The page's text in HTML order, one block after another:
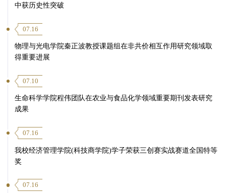
中获历史性突破
07.16
物理与光电学院秦正波教授课题组在非共价相互作用研究领域取
得重要进展
07.10
生命科学学院程伟团队在农业与食品化学领域重要期刊发表研究
成果
07.16
我校经济管理学院(科技商学院)学子荣获三创赛实战赛道全国特等
奖
07.16